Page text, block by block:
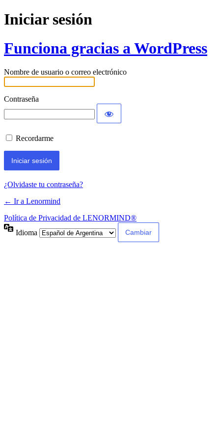
Iniciar sesión
Funciona gracias a WordPress
Nombre de usuario o correo electrónico
Contraseña
Recordarme
¿Olvidaste tu contraseña?
← Ir a Lenormind
Política de Privacidad de LENORMIND®
Idioma